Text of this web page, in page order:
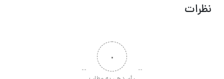
نظرات
۰